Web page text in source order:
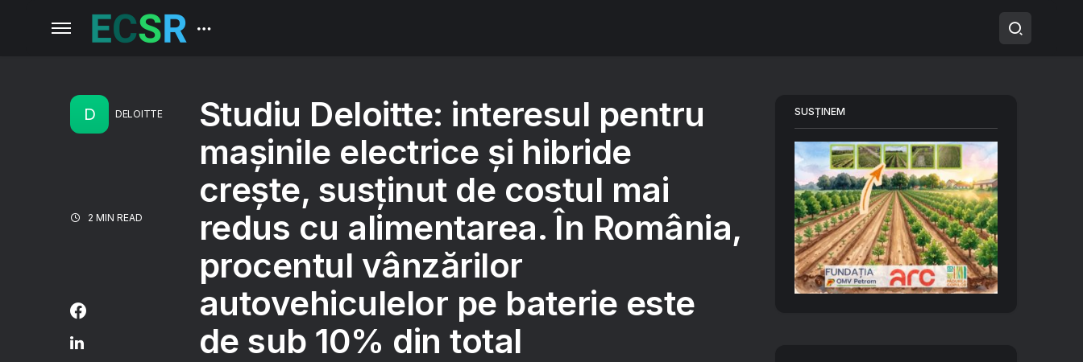
D DELOITTE
2 MIN READ
Studiu Deloitte: interesul pentru
mașinile electrice și hibride
crește, susținut de costul mai
redus cu alimentarea. În România,
procentul vânzărilor
autovehiculelor pe baterie este
de sub 10% din total
SUSȚINEM